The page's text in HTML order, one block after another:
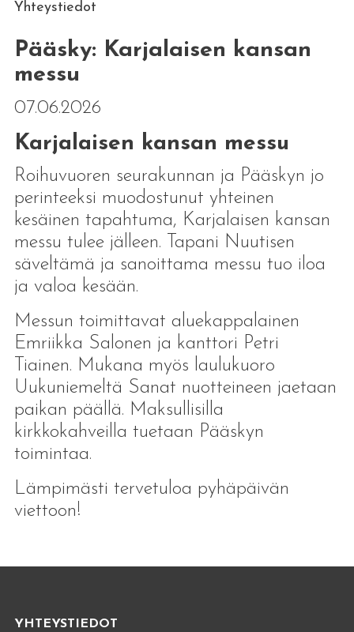
Yhteystiedot
Pääsky: Karjalaisen kansan
messu
07.06.2026
Karjalaisen kansan messu
Roihuvuoren seurakunnan ja Pääskyn jo
perinteeksi muodostunut yhteinen
kesäinen tapahtuma, Karjalaisen kansan
messu tulee jälleen. Tapani Nuutisen
säveltämä ja sanoittama messu tuo iloa
ja valoa kesään.
Messun toimittavat aluekappalainen
Emriikka Salonen ja kanttori Petri
Tiainen. Mukana myös laulukuoro
Uukuniemeltä Sanat nuotteineen jaetaan
paikan päällä. Maksullisilla
kirkkokahveilla tuetaan Pääskyn
toimintaa.
Lämpimästi tervetuloa pyhäpäivän
viettoon!
YHTEYSTIEDOT